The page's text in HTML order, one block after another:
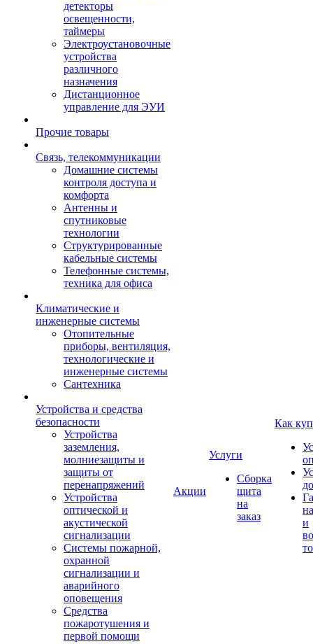
детекторы
освещенности,
таймеры
Электроустановочные
устройства
различного
назначения
Дистанционное
управление для ЭУИ
Прочие товары
Связь, телекоммуникации
Домашние системы
контроля доступа и
комфорта
Антенны и
спутниковые
технологии
Структурированные
кабельные системы
Телефонные системы,
техника для офиса
Климатические и
инженерные системы
Отопительные
приборы, вентиляция,
технологические и
инженерные системы
Сантехника
Устройства и средства
безопасности
Устройства
заземления,
молниезащиты и
защиты от
перенапряжений
Устройства
оптической и
акустической
сигнализации
Системы пожарной,
охранной
сигнализации и
аварийного
оповещения
Средства
пожаротушения и
первой помощи
Акции
Услуги
Сборка
щита
на
заказ
Как
и